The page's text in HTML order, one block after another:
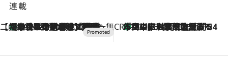
連載
【CREA×星野リゾート】唯一無二。癒しと発見が待つ場所へ
2026.8.7
【トンボの足水浴】ヒノキの香りに包まれて涼感マックス！約13℃の湧水かけ流しを避暑地「星野温泉 トンボの湯」で体験 CREA'S CHOICE
2026.8.7
「立川にも歌舞伎があるんだよ」 片岡仁左衛門・市川中車ら豪華座組みで4年目の立川立飛歌舞伎へ